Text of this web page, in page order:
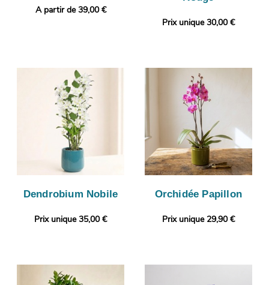
A partir de 39,00 €
Prix unique 30,00 €
Dendrobium Nobile
Prix unique 35,00 €
Orchidée Papillon
Prix unique 29,90 €